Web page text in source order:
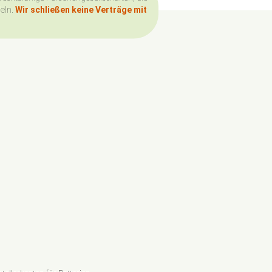
Wir schließen keine Verträge mit